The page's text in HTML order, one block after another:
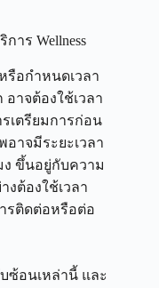
าร Wellness
รือกำหนดเวลา
าจต้องใช้เวลา
เตรียมการก่อน
าจมีระยะเวลา
ง ขึ้นอยู่กับความ
งต้องใช้เวลา
รติดต่อหรือต่อ
ซ้อนเหล่านี้ และ